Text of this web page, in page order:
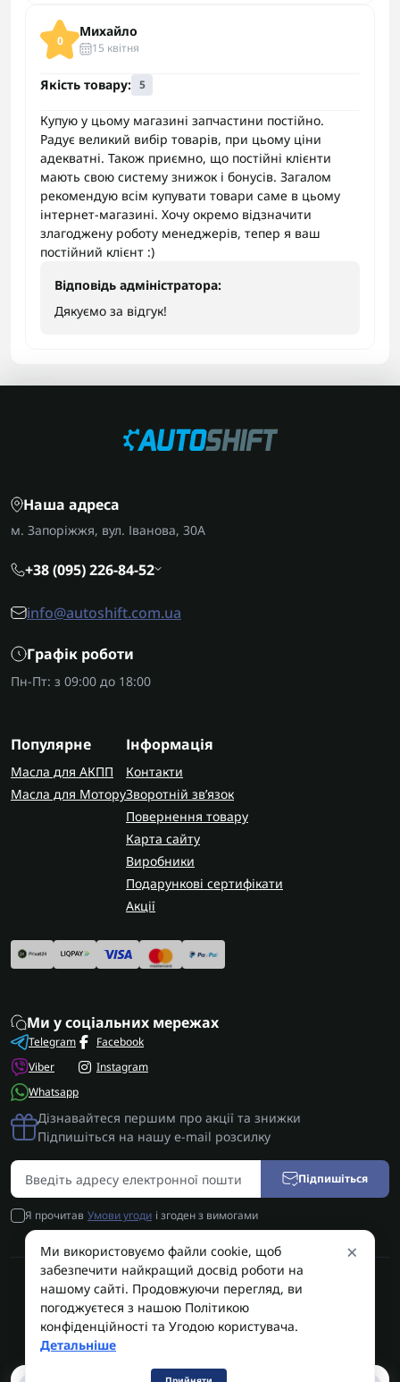
0
Михайло
15 квітня
Якість товару: 5
Купую у цьому магазині запчастини постійно.
Радує великий вибір товарів, при цьому ціни
адекватні. Також приємно, що постійні клієнти
мають свою систему знижок і бонусів. Загалом
рекомендую всім купувати товари саме в цьому
інтернет-магазині. Хочу окремо відзначити
злагоджену роботу менеджерів, тепер я ваш
постійний клієнт :)
Відповідь адміністратора:
Дякуємо за відгук!
Наша адреса
м. Запоріжжя, вул. Іванова, 30А
+38 (095) 226-84-52
info@autoshift.com.ua
Графік роботи
Пн-Пт: з 09:00 до 18:00
Популярне
Масла для АКПП
Масла для Мотору
Інформація
Контакти
Зворотній зв’язок
Повернення товару
Карта сайту
Виробники
Подарункові сертифікати
Акції
Ми у соціальних мережах
Telegram
Viber
Whatsapp
Facebook
Instagram
Дізнавайтеся першим про акції та знижки
Підпишіться на нашу e-mail розсилку
Підпишіться
Я прочитав Умови угоди і згоден з вимогами
AUTOSHIFT | Запчастини АКПП | Ремонт АКПП © 2026
AUTOSHIFT
×
Ми використовуємо файли cookie, щоб
забезпечити найкращий досвід роботи на
нашому сайті. Продовжуючи перегляд, ви
погоджуєтеся з нашою Політикою
конфіденційності та Угодою користувача.
Детальніше